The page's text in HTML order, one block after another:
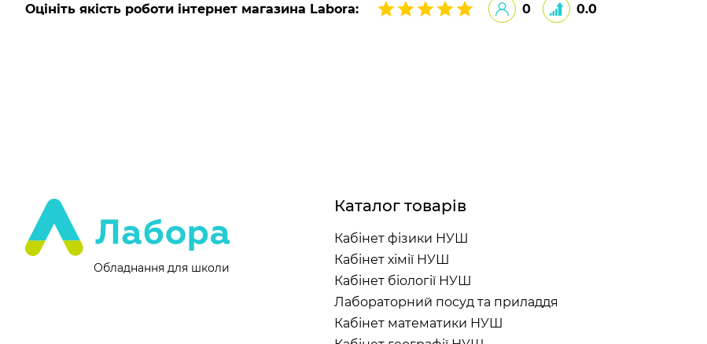
Оцініть якість роботи інтернет магазина Labora: 0 0.0
Обладнання для школи
Каталог товарів
Кабінет фізики НУШ
Кабінет хімії НУШ
Кабінет біології НУШ
Лабораторний посуд та приладдя
Кабінет математики НУШ